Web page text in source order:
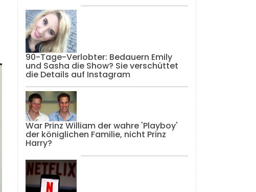
90-Tage-Verlobter: Bedauern Emily
und Sasha die Show? Sie verschüttet
die Details auf Instagram
War Prinz William der wahre 'Playboy'
der königlichen Familie, nicht Prinz
Harry?